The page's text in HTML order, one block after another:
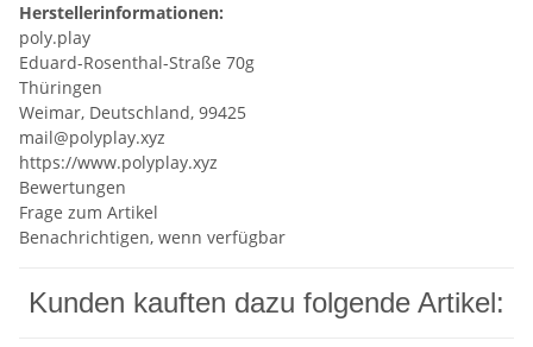
Herstellerinformationen:
poly.play
Eduard-Rosenthal-Straße 70g
Thüringen
Weimar, Deutschland, 99425
mail@polyplay.xyz
https://www.polyplay.xyz
Bewertungen
Frage zum Artikel
Benachrichtigen, wenn verfügbar
Kunden kauften dazu folgende Artikel: